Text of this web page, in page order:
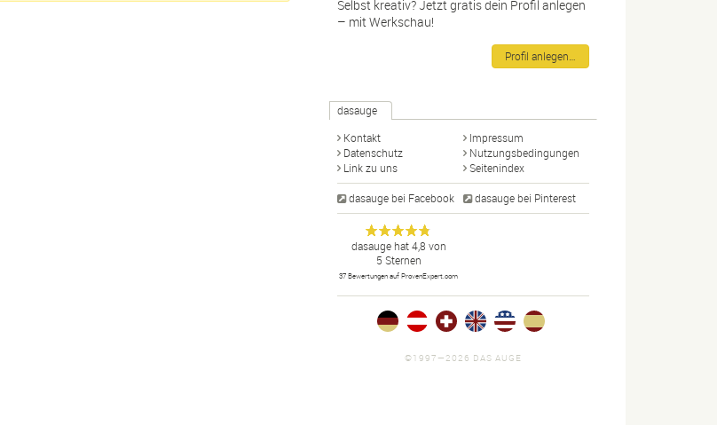
Selbst kreativ? Jetzt gratis dein Profil anlegen
– mit Werkschau!
Profil anlegen…
dasauge
Kontakt
Impressum
Datenschutz
Nutzungsbedingungen
Link zu uns
Seitenindex
dasauge bei Facebook dasauge bei Pinterest
dasauge
Designer,
Fotografen,
Agenturen,
Portfolios
und Jobs.
Anonym
dasaugehat4,8 von
5 Sternen
37 Bewertungen auf ProvenExpert.com
©1997—2026 DAS AUGE